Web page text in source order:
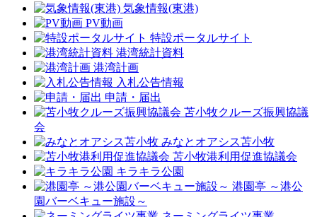
気象情報(東港)
PV動画
特設ポータルサイト
港湾統計資料
港湾計画
入札公告情報
申請・届出
苫小牧クルーズ振興協議
会
みなとオアシス苫小牧
苫小牧港利用促進協議会
キラキラ公園
港園亭 ～港公
園バーベキュー施設～